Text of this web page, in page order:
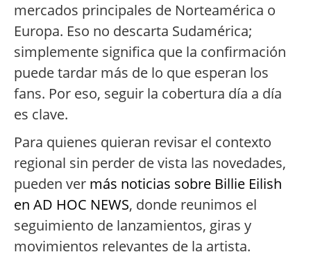
mercados principales de Norteamérica o
Europa. Eso no descarta Sudamérica;
simplemente significa que la confirmación
puede tardar más de lo que esperan los
fans. Por eso, seguir la cobertura día a día
es clave.
Para quienes quieran revisar el contexto
regional sin perder de vista las novedades,
pueden ver más noticias sobre Billie Eilish
en AD HOC NEWS, donde reunimos el
seguimiento de lanzamientos, giras y
movimientos relevantes de la artista.